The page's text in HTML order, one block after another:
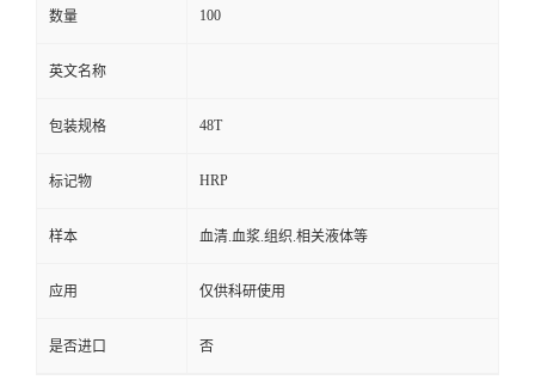
数量 100
英文名称
包装规格 48T
标记物 HRP
样本 血清.血浆.组织.相关液体等
应用 仅供科研使用
是否进口 否